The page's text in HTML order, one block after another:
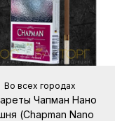
Во всех городах
Чапман Нано
(Chapman Nano